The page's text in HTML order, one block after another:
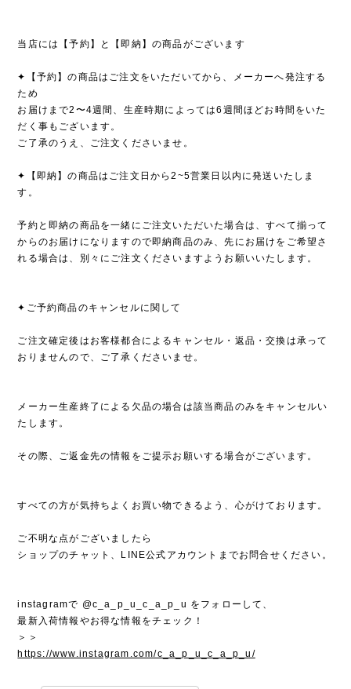
当店には【予約】と【即納】の商品がございます
✦【予約】の商品はご注文をいただいてから、メーカーへ発注する
ため
お届けまで2〜4週間、生産時期によっては6週間ほどお時間をいた
だく事もございます。
ご了承のうえ、ご注文くださいませ。
✦【即納】の商品はご注文日から2~5営業日以内に発送いたしま
す。
予約と即納の商品を一緒にご注文いただいた場合は、すべて揃って
からのお届けになりますので即納商品のみ、先にお届けをご希望さ
れる場合は、別々にご注文くださいますようお願いいたします。
✦ご予約商品のキャンセルに関して
ご注文確定後はお客様都合によるキャンセル・返品・交換は承って
おりませんので、ご了承くださいませ。
メーカー生産終了による欠品の場合は該当商品のみをキャンセルい
たします。
その際、ご返金先の情報をご提示お願いする場合がございます。
すべての方が気持ちよくお買い物できるよう、心がけております。
ご不明な点がございましたら
ショップのチャット、LINE公式アカウントまでお問合せください。
instagramで @c_a_p_u_c_a_p_u をフォローして、
最新入荷情報やお得な情報をチェック！
＞＞
https://www.instagram.com/c_a_p_u_c_a_p_u/